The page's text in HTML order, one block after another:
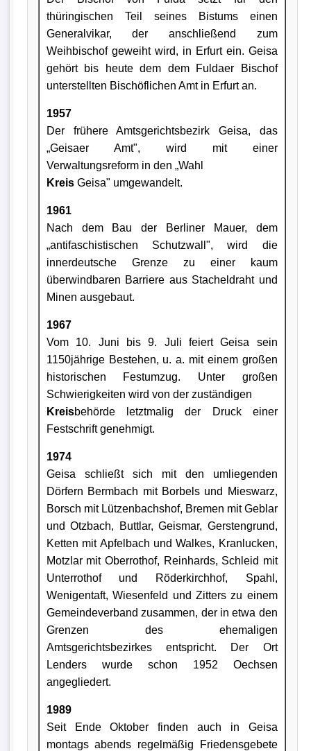
thüringischen Teil seines Bistums einen
Generalvikar, der anschließend zum
Weihbischof geweiht wird, in Erfurt ein. Geisa
gehört bis heute dem dem Fuldaer Bischof
unterstellten Bischöflichen Amt in Erfurt an.
1957
Der frühere Amtsgerichtsbezirk Geisa, das
„Geisaer Amt", wird mit einer
Verwaltungsreform in den „Wahl
KreisGeisa" umgewandelt.
1961
Nach dem Bau der Berliner Mauer, dem
„antifaschistischen Schutzwall", wird die
innerdeutsche Grenze zu einer kaum
überwindbaren Barriere aus Stacheldraht und
Minen ausgebaut.
1967
Vom 10. Juni bis 9. Juli feiert Geisa sein
1150jährige Bestehen, u. a. mit einem großen
historischen Festumzug. Unter großen
Schwierigkeiten wird von der zuständigen
Kreisbehörde letztmalig der Druck einer
Festschrift genehmigt.
1974
Geisa schließt sich mit den umliegenden
Dörfern Bermbach mit Borbels und Mieswarz,
Borsch mit Lützenbachshof, Bremen mit Geblar
und Otzbach, Buttlar, Geismar, Gerstengrund,
Ketten mit Apfelbach und Walkes, Kranlucken,
Motzlar mit Oberrothof, Reinhards, Schleid mit
Unterrothof und Röderkirchhof, Spahl,
Wenigentaft, Wiesenfeld und Zitters zu einem
Gemeindeverband zusammen, der in etwa den
Grenzen des ehemaligen
Amtsgerichtsbezirkes entspricht. Der Ort
Lenders wurde schon 1952 Oechsen
angegliedert.
1989
Seit Ende Oktober finden auch in Geisa
montags abends regelmäßig Friedensgebete